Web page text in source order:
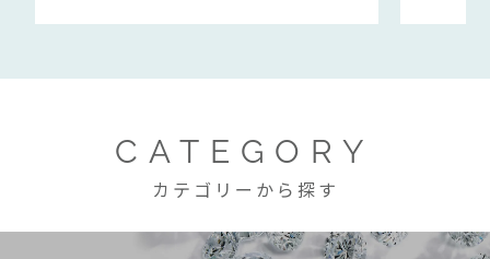
CATEGORY
カテゴリーから探す